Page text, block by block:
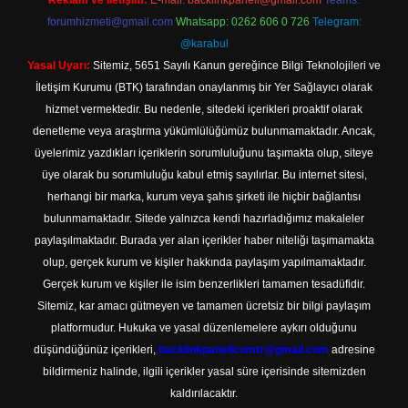
forumhizmeti@gmail.com Whatsapp: 0262 606 0 726 Telegram:
@karabul
Yasal Uyarı: Sitemiz, 5651 Sayılı Kanun gereğince Bilgi Teknolojileri ve
İletişim Kurumu (BTK) tarafından onaylanmış bir Yer Sağlayıcı olarak
hizmet vermektedir. Bu nedenle, sitedeki içerikleri proaktif olarak
denetleme veya araştırma yükümlülüğümüz bulunmamaktadır. Ancak,
üyelerimiz yazdıkları içeriklerin sorumluluğunu taşımakta olup, siteye
üye olarak bu sorumluluğu kabul etmiş sayılırlar. Bu internet sitesi,
herhangi bir marka, kurum veya şahıs şirketi ile hiçbir bağlantısı
bulunmamaktadır. Sitede yalnızca kendi hazırladığımız makaleler
paylaşılmaktadır. Burada yer alan içerikler haber niteliği taşımamakta
olup, gerçek kurum ve kişiler hakkında paylaşım yapılmamaktadır.
Gerçek kurum ve kişiler ile isim benzerlikleri tamamen tesadüfidir.
Sitemiz, kar amacı gütmeyen ve tamamen ücretsiz bir bilgi paylaşım
platformudur. Hukuka ve yasal düzenlemelere aykırı olduğunu
düşündüğünüz içerikleri, backlinkpanelicomtr@gmail.com adresine
bildirmeniz halinde, ilgili içerikler yasal süre içerisinde sitemizden
kaldırılacaktır.